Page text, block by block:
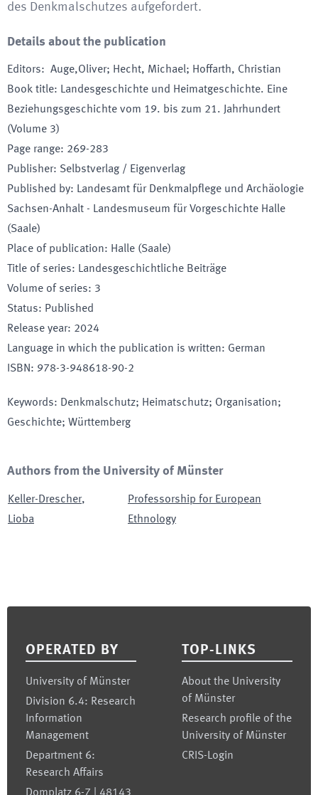
des Denkmalschutzes aufgefordert.
Details about the publication
Editors: Auge,Oliver; Hecht, Michael; Hoffarth, Christian
Book title: Landesgeschichte und Heimatgeschichte. Eine
Beziehungsgeschichte vom 19. bis zum 21. Jahrhundert
(Volume 3)
Page range: 269-283
Publisher: Selbstverlag / Eigenverlag
Published by: Landesamt für Denkmalpflege und Archäologie
Sachsen-Anhalt - Landesmuseum für Vorgeschichte Halle
(Saale)
Place of publication: Halle (Saale)
Title of series: Landesgeschichtliche Beiträge
Volume of series: 3
Status: Published
Release year: 2024
Language in which the publication is written: German
ISBN: 978-3-948618-90-2
Keywords: Denkmalschutz; Heimatschutz; Organisation;
Geschichte; Württemberg
Authors from the University of Münster
Keller-Drescher,
Lioba
Professorship for European
Ethnology
OPERATED BY
University of Münster
Division 6.4: Research
Information
Management
Department 6:
Research Affairs
TOP-LINKS
About the University
of Münster
Research profile of the
University of Münster
CRIS-Login